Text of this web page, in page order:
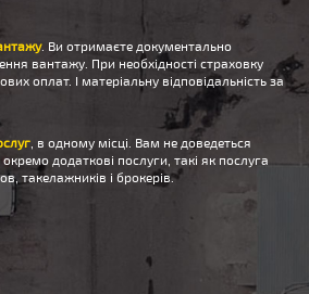
. Ви отримаєте документально
вантажу. При необхідності страховку
оплат. І матеріальну відповідальність за
, в одному місці. Вам не доведеться
додаткові послуги, такі як послуга
такелажників і брокерів.